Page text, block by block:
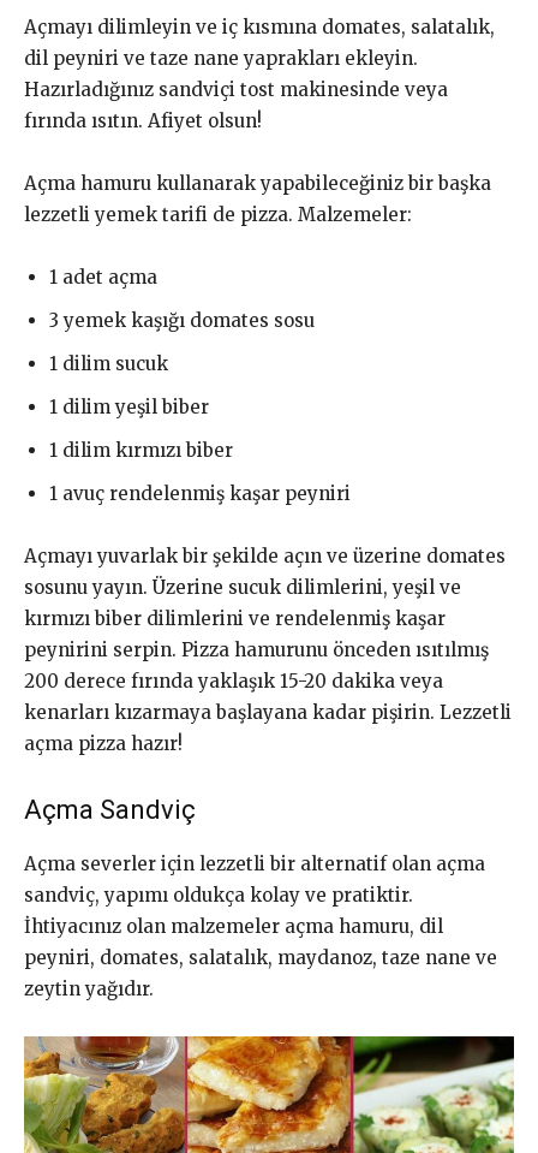
Açmayı dilimleyin ve iç kısmına domates, salatalık,
dil peyniri ve taze nane yaprakları ekleyin.
Hazırladığınız sandviçi tost makinesinde veya
fırında ısıtın. Afiyet olsun!
Açma hamuru kullanarak yapabileceğiniz bir başka
lezzetli yemek tarifi de pizza. Malzemeler:
1 adet açma
3 yemek kaşığı domates sosu
1 dilim sucuk
1 dilim yeşil biber
1 dilim kırmızı biber
1 avuç rendelenmiş kaşar peyniri
Açmayı yuvarlak bir şekilde açın ve üzerine domates
sosunu yayın. Üzerine sucuk dilimlerini, yeşil ve
kırmızı biber dilimlerini ve rendelenmiş kaşar
peynirini serpin. Pizza hamurunu önceden ısıtılmış
200 derece fırında yaklaşık 15-20 dakika veya
kenarları kızarmaya başlayana kadar pişirin. Lezzetli
açma pizza hazır!
Açma Sandviç
Açma severler için lezzetli bir alternatif olan açma
sandviç, yapımı oldukça kolay ve pratiktir.
İhtiyacınız olan malzemeler açma hamuru, dil
peyniri, domates, salatalık, maydanoz, taze nane ve
zeytin yağıdır.